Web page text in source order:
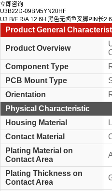
立即咨询
U3B22D-09BM5YN20HF
U3 B/F R/A 12.6H 黑色无卤鱼叉脚PIN长
Product General
Product Overview
Component Type
PCB Mount Type
Orientation
Physical Characteristic
Housing Material
Contact Material
Plating Material on
Contact Area
Plating Thickness on
Contact Area